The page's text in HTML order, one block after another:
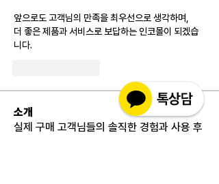
앞으로도 고객님의 만족을 최우선으로 생각하며,
더 좋은 제품과 서비스로 보답하는 인코몰이 되겠습
니다.
소개
실제 구매 고객님들의 솔직한 경험과 사용 후